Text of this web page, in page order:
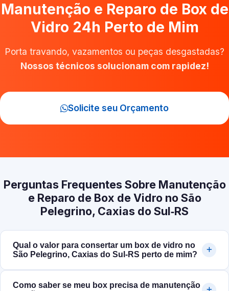
Manutenção e Reparo de Box de
Vidro 24h Perto de Mim
Porta travando, vazamentos ou peças desgastadas?
Nossos técnicos solucionam com rapidez!
Solicite seu Orçamento
Perguntas Frequentes Sobre Manutenção
e Reparo de Box de Vidro no São
Pelegrino, Caxias do Sul‑RS
Qual o valor para consertar um box de vidro no
São Pelegrino, Caxias do Sul‑RS perto de mim?
Como saber se meu box precisa de manutenção